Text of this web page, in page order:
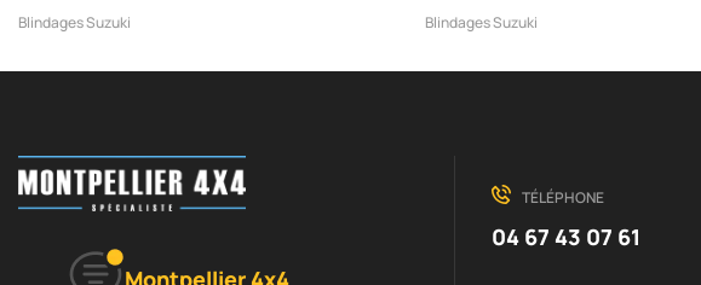
Blindages Suzuki Blindages Suzuki
Montpellier 4x4
TÉLÉPHONE
04 67 43 07 61